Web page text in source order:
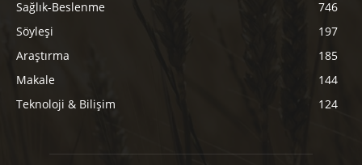
Sağlık-Beslenme
746
Söyleşi
197
Araştırma
185
Makale
144
Teknoloji & Bilişim
124